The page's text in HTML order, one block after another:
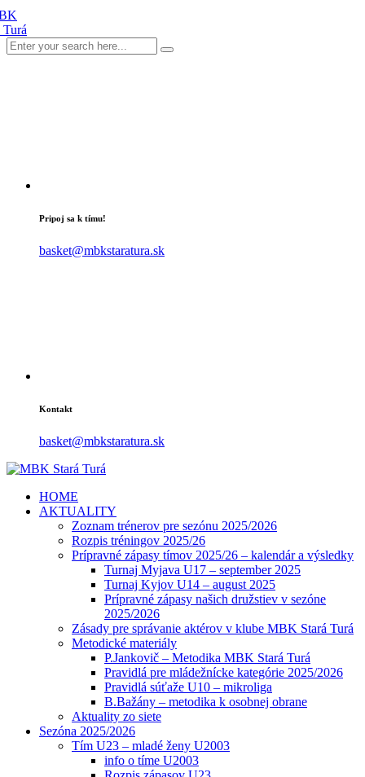
Pripoj sa k tímu!
basket@mbkstaratura.sk
Kontakt
basket@mbkstaratura.sk
HOME
AKTUALITY
Zoznam trénerov pre sezónu 2025/2026
Rozpis tréningov 2025/26
Prípravné zápasy tímov 2025/26 – kalendár a výsledky
Turnaj Myjava U17 – september 2025
Turnaj Kyjov U14 – august 2025
Prípravné zápasy našich družstiev v sezóne
2025/2026
Zásady pre správanie aktérov v klube MBK Stará Turá
Metodické materiály
P.Jankovič – Metodika MBK Stará Turá
Pravidlá pre mládežnícke kategórie 2025/2026
Pravidlá súťaže U10 – mikroliga
B.Bažány – metodika k osobnej obrane
Aktuality zo siete
Sezóna 2025/2026
Tím U23 – mladé ženy U2003
info o tíme U2003